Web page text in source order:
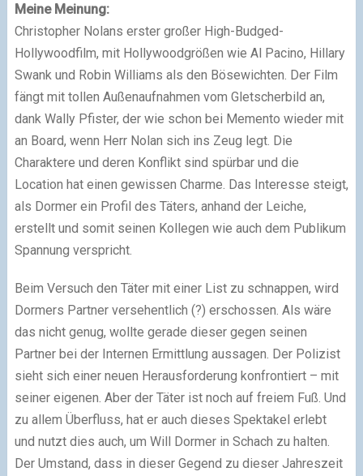
Meine Meinung:
Christopher Nolans erster großer High-Budged-
Hollywoodfilm, mit Hollywoodgrößen wie Al Pacino, Hillary
Swank und Robin Williams als den Bösewichten. Der Film
fängt mit tollen Außenaufnahmen vom Gletscherbild an,
dank Wally Pfister, der wie schon bei Memento wieder mit
an Board, wenn Herr Nolan sich ins Zeug legt. Die
Charaktere und deren Konflikt sind spürbar und die
Location hat einen gewissen Charme. Das Interesse steigt,
als Dormer ein Profil des Täters, anhand der Leiche,
erstellt und somit seinen Kollegen wie auch dem Publikum
Spannung verspricht.
Beim Versuch den Täter mit einer List zu schnappen, wird
Dormers Partner versehentlich (?) erschossen. Als wäre
das nicht genug, wollte gerade dieser gegen seinen
Partner bei der Internen Ermittlung aussagen. Der Polizist
sieht sich einer neuen Herausforderung konfrontiert – mit
seiner eigenen. Aber der Täter ist noch auf freiem Fuß. Und
zu allem Überfluss, hat er auch dieses Spektakel erlebt
und nutzt dies auch, um Will Dormer in Schach zu halten.
Der Umstand, dass in dieser Gegend zu dieser Jahreszeit